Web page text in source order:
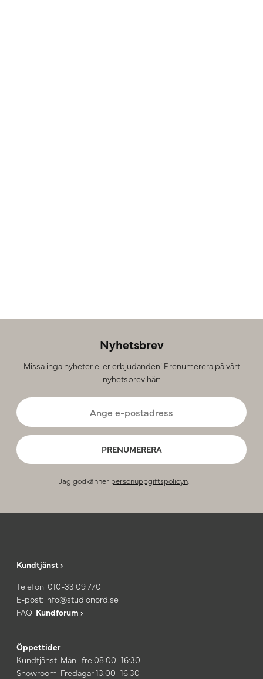
Nyhetsbrev
Missa inga nyheter eller erbjudanden! Prenumerera på vårt
nyhetsbrev här:
PRENUMERERA
Jag godkänner personuppgiftspolicyn.
Kundtjänst ›
Telefon: 010-33 09 770
E-post: info@studionord.se
FAQ: Kundforum ›
Öppettider
Kundtjänst: Mån–fre 08.00–16:30
Showroom: Fredagar 13.00–16:30